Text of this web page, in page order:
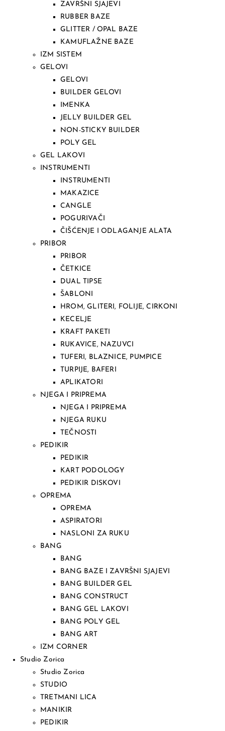
ZAVRŠNI SJAJEVI
RUBBER BAZE
GLITTER / OPAL BAZE
KAMUFLAŽNE BAZE
IZM SISTEM
GELOVI
GELOVI
BUILDER GELOVI
IMENKA
JELLY BUILDER GEL
NON-STICKY BUILDER
POLY GEL
GEL LAKOVI
INSTRUMENTI
INSTRUMENTI
MAKAZICE
CANGLE
POGURIVAČI
ČIŠĆENJE I ODLAGANJE ALATA
PRIBOR
PRIBOR
ČETKICE
DUAL TIPSE
ŠABLONI
HROM, GLITERI, FOLIJE, CIRKONI
KECELJE
KRAFT PAKETI
RUKAVICE, NAZUVCI
TUFERI, BLAZNICE, PUMPICE
TURPIJE, BAFERI
APLIKATORI
NJEGA I PRIPREMA
NJEGA I PRIPREMA
NJEGA RUKU
TEČNOSTI
PEDIKIR
PEDIKIR
KART PODOLOGY
PEDIKIR DISKOVI
OPREMA
OPREMA
ASPIRATORI
NASLONI ZA RUKU
BANG
BANG
BANG BAZE I ZAVRŠNI SJAJEVI
BANG BUILDER GEL
BANG CONSTRUCT
BANG GEL LAKOVI
BANG POLY GEL
BANG ART
IZM CORNER
Studio Zorica
Studio Zorica
STUDIO
TRETMANI LICA
MANIKIR
PEDIKIR